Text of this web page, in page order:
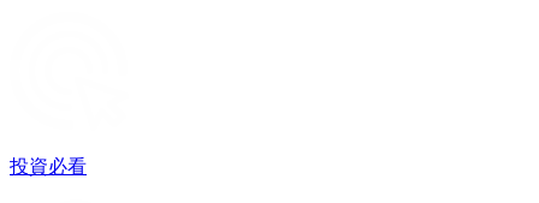
投資必看